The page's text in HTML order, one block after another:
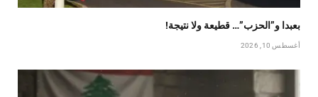
بعبدا و”الحزب”… قطيعة ولا نتيجة!
أغسطس 10, 2026